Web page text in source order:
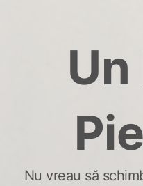
Nu vreau să